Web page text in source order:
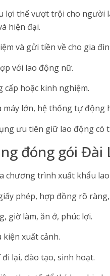
thế vượt trội cho người
hiện đại.
và gửi tiền về cho gia
với lao động nữ.
cấp hoặc kinh nghiệm.
lớn, hệ thống tự động
ưu tiên giữ lao động có
đóng gói Đài
chương trình xuất khẩu
phép, hợp đồng rõ
giờ làm, ăn ở, phúc lợi.
xuất cảnh.
lại, đào tạo, sinh hoạt.